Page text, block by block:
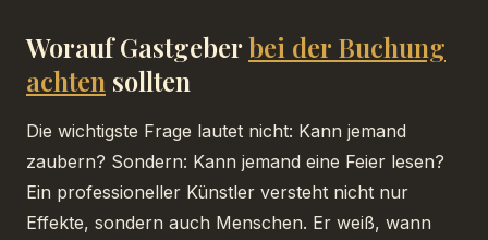
Worauf Gastgeberbei der Buchung
achten sollten
Die wichtigste Frage lautet nicht: Kann jemand
zaubern? Sondern: Kann jemand eine Feier lesen?
Ein professioneller Künstler versteht nicht nur
Effekte, sondern auch Menschen. Er weiß, wann